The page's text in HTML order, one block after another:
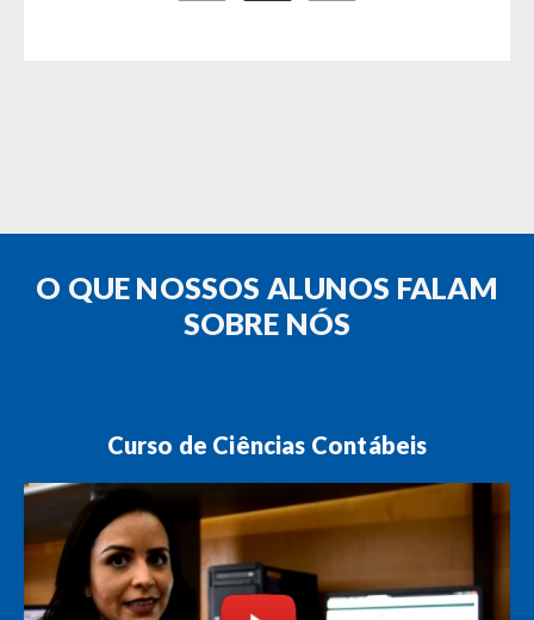
O QUE NOSSOS ALUNOS FALAM
SOBRE NÓS
Curso de Ciências Contábeis